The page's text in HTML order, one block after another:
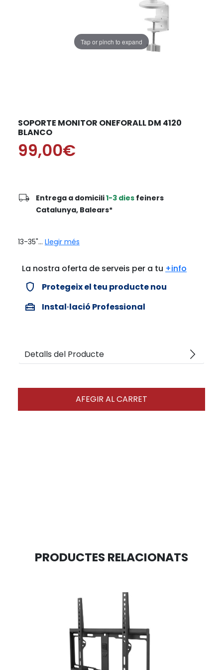
Tap or pinch to expand
SOPORTE MONITOR ONEFORALL DM 4120
BLANCO
99,00€
local_shipping Entrega a domicili1-3 dies feiners
Catalunya, Balears*
13-35"... Llegir més
La nostra oferta de serveis per a tu +info
verified_user Protegeix el teu producte nou
home_repair_service Instal·lació Professional
Detalls del Producte arrow_forward_ios
AFEGIR AL CARRET
PRODUCTES RELACIONATS